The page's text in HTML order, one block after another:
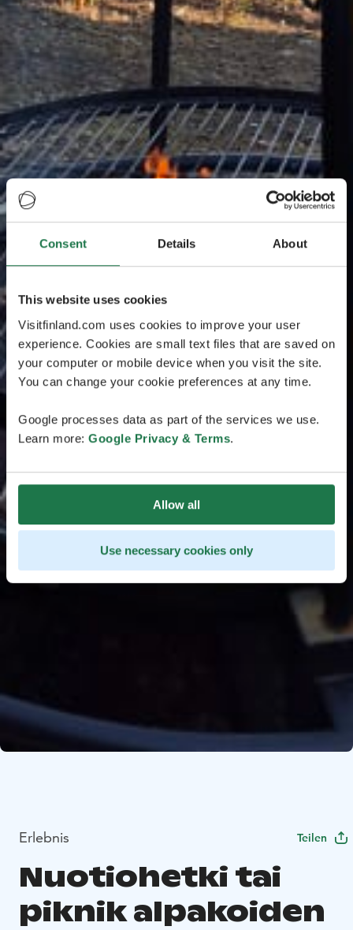
Consent Details About
This website uses cookies
Visitfinland.com uses cookies to improve your user
experience. Cookies are small text files that are saved on
your computer or mobile device when you visit the site.
You can change your cookie preferences at any time.
Google processes data as part of the services we use.
Learn more: Google Privacy & Terms.
Allow all
Use necessary cookies only
Erlebnis Teilen
Nuotiohetki tai
piknik alpakoiden